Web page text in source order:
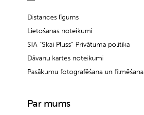
Distances līgums
Lietošanas noteikumi
SIA “Skai Pluss” Privātuma politika
Dāvanu kartes noteikumi
Pasākumu fotografēšana un filmēšana
Par mums